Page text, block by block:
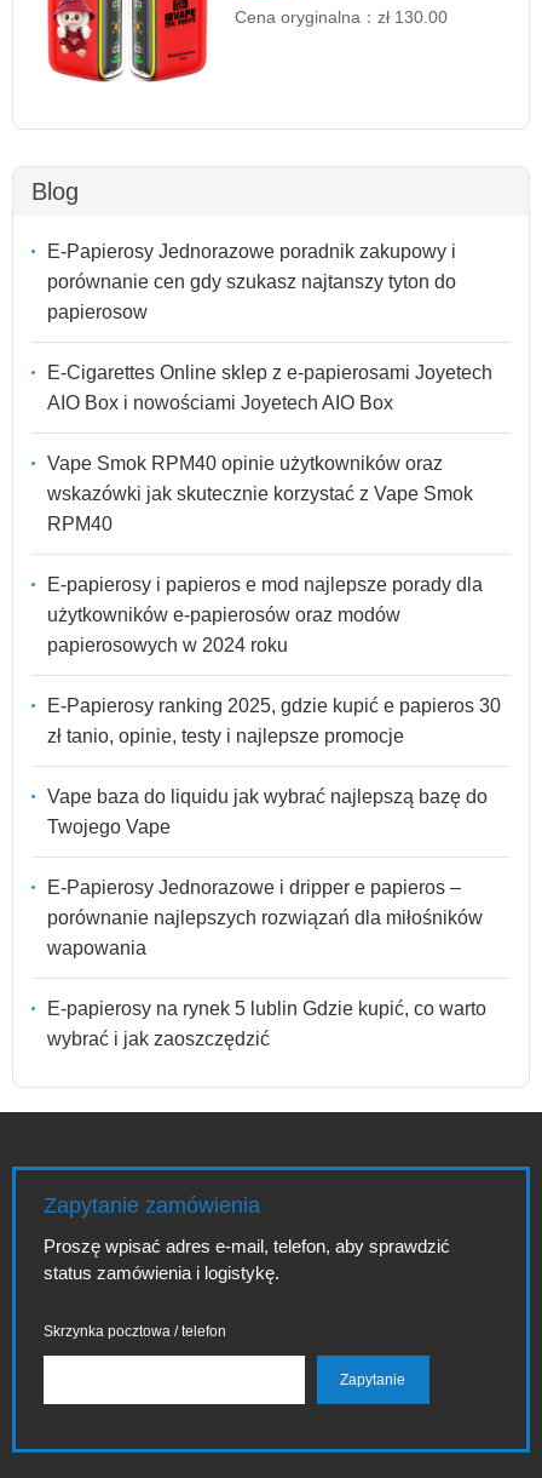
Cena oryginalna：zł 130.00
Blog
E-Papierosy Jednorazowe poradnik zakupowy i
porównanie cen gdy szukasz najtanszy tyton do
papierosow
E-Cigarettes Online sklep z e-papierosami Joyetech
AIO Box i nowościami Joyetech AIO Box
Vape Smok RPM40 opinie użytkowników oraz
wskazówki jak skutecznie korzystać z Vape Smok
RPM40
E-papierosy i papieros e mod najlepsze porady dla
użytkowników e-papierosów oraz modów
papierosowych w 2024 roku
E-Papierosy ranking 2025, gdzie kupić e papieros 30
zł tanio, opinie, testy i najlepsze promocje
Vape baza do liquidu jak wybrać najlepszą bazę do
Twojego Vape
E-Papierosy Jednorazowe i dripper e papieros –
porównanie najlepszych rozwiązań dla miłośników
wapowania
E-papierosy na rynek 5 lublin Gdzie kupić, co warto
wybrać i jak zaoszczędzić
Zapytanie zamówienia
Proszę wpisać adres e-mail, telefon, aby sprawdzić
status zamówienia i logistykę.
Skrzynka pocztowa / telefon